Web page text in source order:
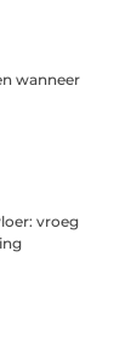
wanneer
vroeg